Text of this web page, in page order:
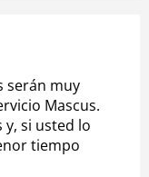
serán muy
Mascus.
si usted lo
tiempo